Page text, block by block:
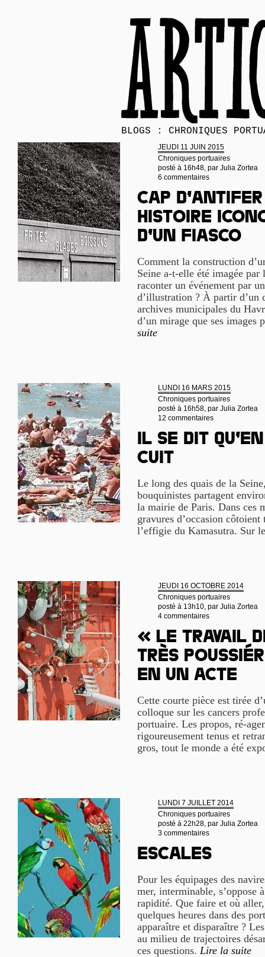
BLOGS : CHRONIQUES
JEUDI 11 JUIN 2015
Chroniques portuaires
posté à 16h48, par Julia Zortea
6 commentaires
Cap
histoire
d’un fiasco
Comment la construction
Seine a-t-elle été imagée par
raconter un événement par
d’illustration ? À partir d’un
archives municipales du
d’un mirage que ses images
suite
LUNDI 16 MARS 2015
Chroniques portuaires
posté à 16h58, par Julia Zortea
12 commentaires
Il se dit
cuit
Le long des quais de la
bouquinistes partagent
la mairie de Paris. Dans ces
gravures d’occasion
l’effigie du Kamasutra. Sur
JEUDI 16 OCTOBRE 2014
Chroniques portuaires
posté à 13h10, par Julia Zortea
4 commentaires
« Le travail
très
en un acte
Cette courte pièce est tirée
colloque sur les cancers
portuaire. Les propos, ré-
rigoureusement tenus et
gros, tout le monde a été
LUNDI 7 JUILLET 2014
Chroniques portuaires
posté à 22h28, par Julia Zortea
3 commentaires
Escales
Pour les équipages des
mer, interminable, s’oppose
rapidité. Que faire et où
quelques heures dans des
apparaître et disparaître ?
au milieu de trajectoires
ces questions. Lire la suite